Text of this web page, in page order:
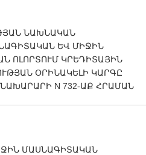
ՆԱԽՆԱԿԱՆ
ԵՎ ՄԻՋԻՆ
ՈԼՈՐՏՈՒՄ ԿՐԵԴԻՏԱՅԻՆ
ՕՐԻՆԱԿԵԼԻ ԿԱՐԳԸ
N 732-ԱՔ ՀՐԱՄԱՆ
ՄԱՍՆԱԳԻՏԱԿԱՆ